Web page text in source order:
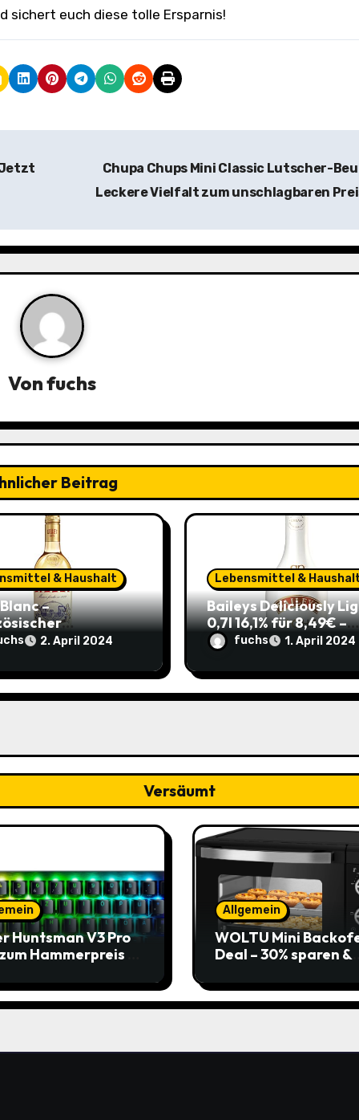
sichert euch diese tolle Ersparnis!
Jetzt
Chupa Chups Mini Classic Lutscher-
Leckere Vielfalt zum unschlagbaren
Vonfuchs
Beitrag
& Haushalt
–
0,75l 11,82€
4,17€ im Sparabo
2. April 2024
Lebensmittel &
Baileys Deliciously
0,7l 16,1% für 8,49€ –
Leichter Genuss für
Sommerparty (ehem.
14,99€)
fuchs 1. April 2024
Versäumt
Huntsman V3 Pro
Hammerpreis –
Allgemein
WOLTU Mini
Deal – 30% sparen &